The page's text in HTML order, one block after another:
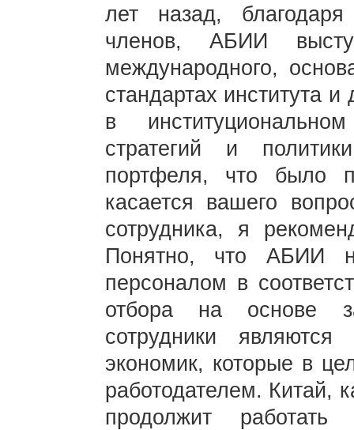
лет назад,
членов, АБИИ
международного,
стандартах института и
в
стратегий и
портфеля, что было
касается вашего
сотрудника, я
Понятно, что АБИИ
персоналом в
отбора на основе
сотрудники
экономик, которые в
работодателем. Китай,
продолжит